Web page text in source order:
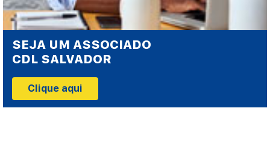
SEJA UM ASSOCIADO
CDL SALVADOR
Clique aqui